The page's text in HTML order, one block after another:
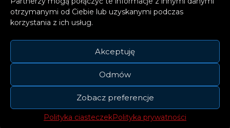
otrzymanymi od Ciebie lub uzyskanymi podczas
korzystania z ich usług.
Akceptuję
Odmów
Zobacz preferencje
Polityka ciasteczekPolityka prywatności